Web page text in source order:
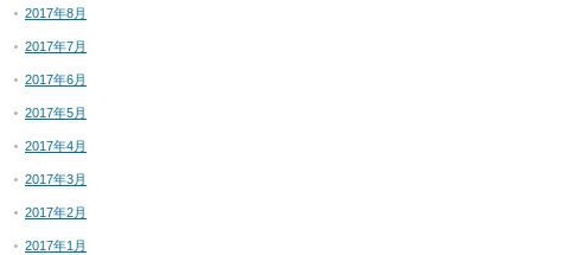
2017年8月
2017年7月
2017年6月
2017年5月
2017年4月
2017年3月
2017年2月
2017年1月